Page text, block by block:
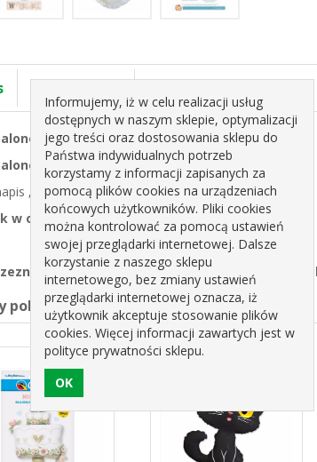
w calach: 18”
w centymetrach: ok. 46 cm
„Pierwsza Komunia Święta”, kłosy
w opakowaniu: 1 szt.
są do napełnienia powietrzem lub
pokrewne
Informujemy, iż w celu realizacji usług
dostępnych w naszym sklepie, optymalizacji
jego treści oraz dostosowania sklepu do
Państwa indywidualnych potrzeb
korzystamy z informacji zapisanych za
pomocą plików cookies na urządzeniach
końcowych użytkowników. Pliki cookies
można kontrolować za pomocą ustawień
swojej przeglądarki internetowej. Dalsze
korzystanie z naszego sklepu
internetowego, bez zmiany ustawień
przeglądarki internetowej oznacza, iż
użytkownik akceptuje stosowanie plików
cookies. Więcej informacji zawartych jest w
polityce prywatności sklepu.